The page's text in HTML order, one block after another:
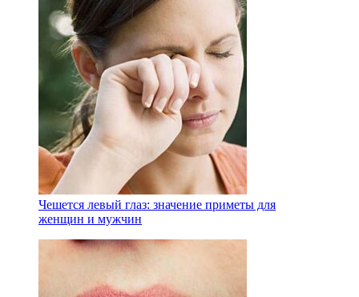
Чешется левый глаз: значение приметы для
женщин и мужчин